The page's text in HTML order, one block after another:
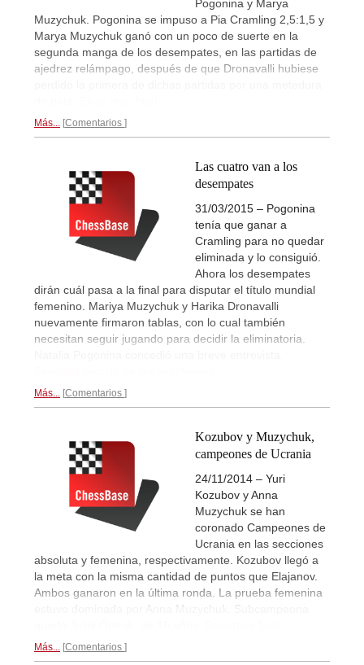
Pogonina y Marya
Muzychuk. Pogonina se impuso a Pia Cramling 2,5:1,5 y
Marya Muzychuk ganó con un poco de suerte en la
segunda manga de los desempates, en las partidas de
ajedrez relámpago, después de que Dronavalli hubiese
Más... Comentarios
Las cuatro van a los
desempates
31/03/2015 – Pogonina
tenía que ganar a
Cramling para no quedar
eliminada y lo consiguió.
Ahora los desempates
dirán cuál pasa a la final para disputar el título mundial
femenino. Mariya Muzychuk y Harika Dronavalli
nuevamente firmaron tablas, con lo cual también
necesitan seguir jugando para decidir la eliminatoria.
Más... Comentarios
Kozubov y Muzychuk,
campeones de Ucrania
24/11/2014 – Yuri
Kozubov y Anna
Muzychuk se han
coronado Campeones de
Ucrania en las secciones
absoluta y femenina, respectivamente. Kozubov llegó a
la meta con la misma cantidad de puntos que Elajanov.
Ambos ganaron en la última ronda. La prueba femenina
estuvo dominada por Anna Muzychuk. Subcampeona
Más... Comentarios